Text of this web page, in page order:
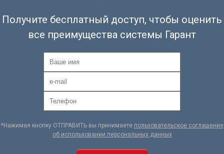
Получите бесплатный доступ, чтобы оценить
все преимущества системы Гарант
*Нажимая кнопку ОТПРАВИТЬ вы принимаете пользовательское соглашение
об использовании персональных данных